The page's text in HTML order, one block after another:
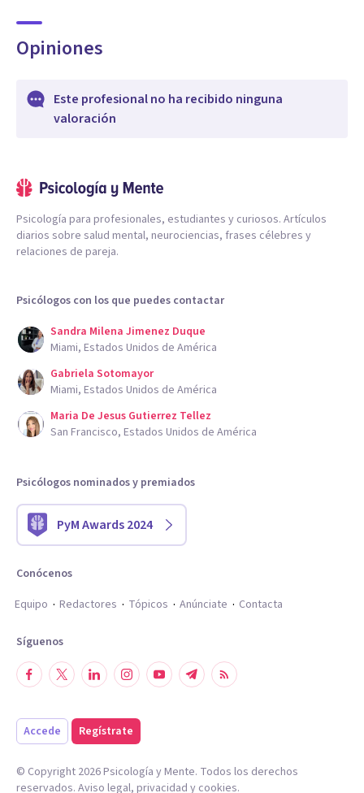
Opiniones
Este profesional no ha recibido ninguna
valoración
Psicología para profesionales, estudiantes y curiosos. Artículos
diarios sobre salud mental, neurociencias, frases célebres y
relaciones de pareja.
Psicólogos con los que puedes contactar
Sandra Milena Jimenez Duque
Miami, Estados Unidos de América
Gabriela Sotomayor
Miami, Estados Unidos de América
Maria De Jesus Gutierrez Tellez
San Francisco, Estados Unidos de América
Psicólogos nominados y premiados
PyM Awards 2024
Conócenos
Equipo
Redactores Tópicos Anúnciate Contacta
Síguenos
Accede Regístrate
© Copyright 2026Psicología y Mente. Todos los derechos
reservados. Aviso legal, privacidad y cookies.